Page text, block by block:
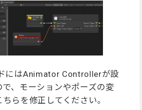
にはAnimator Controllerが設
で、モーションやポーズの変
らを修正してください。